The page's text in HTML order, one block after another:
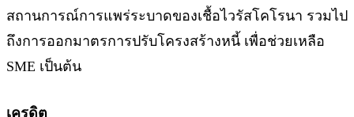
สถานการณ์การแพร่ระบาดของเชื้อไวรัสโคโรนา รวมไป
ถึงการออกมาตรการปรับโครงสร้างหนี้ เพื่อช่วยเหลือ
SME เป็นต้น
เครดิต